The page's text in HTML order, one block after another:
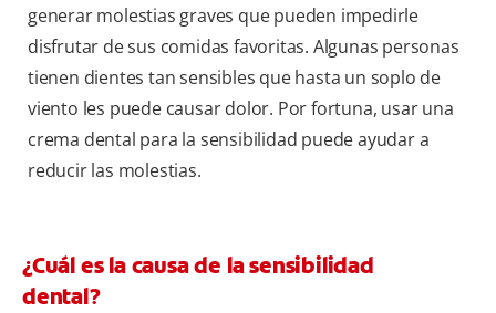
generar molestias graves que pueden impedirle
disfrutar de sus comidas favoritas. Algunas personas
tienen dientes tan sensibles que hasta un soplo de
viento les puede causar dolor. Por fortuna, usar una
crema dental para la sensibilidad puede ayudar a
reducir las molestias.
¿Cuál es la causa de la sensibilidad
dental?